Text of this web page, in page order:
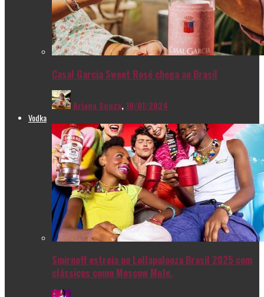
Casal Garcia Sweet Rosé chega ao Brasil
Ariana Souza,10/01/2024
Vodka
Smirnoff estreia no Lollapalooza Brasil 2025 com
clássicos como Moscow Mule.